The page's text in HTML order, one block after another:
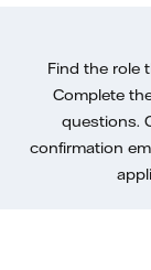
Find the role
Complete
questions.
confirmation